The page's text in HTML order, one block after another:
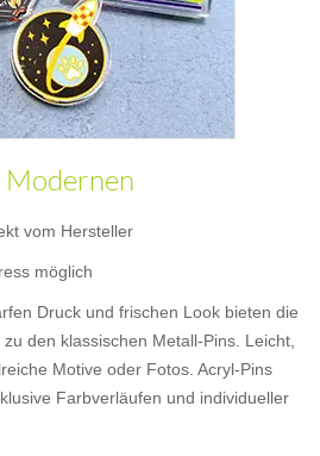
vom Hersteller
möglich
Druck und frischen Look bieten die
den klassischen Metall-Pins. Leicht,
Motive oder Fotos. Acryl-Pins
Farbverläufen und individueller